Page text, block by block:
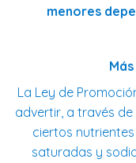
menores
La Ley de
advertir, a través
ciertos
saturadas y